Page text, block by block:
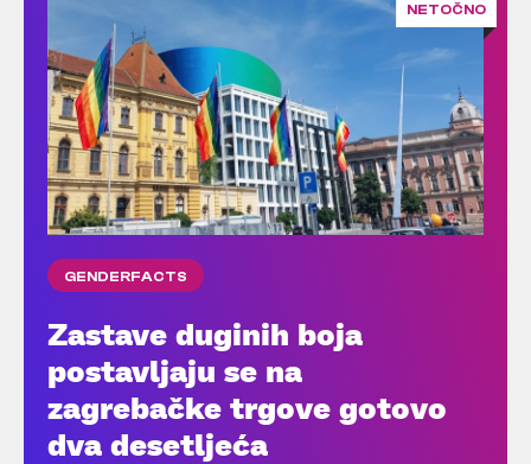
NETOČNO
GENDERFACTS
Zastave duginih boja
postavljaju se na
zagrebačke trgove gotovo
dva desetljeća